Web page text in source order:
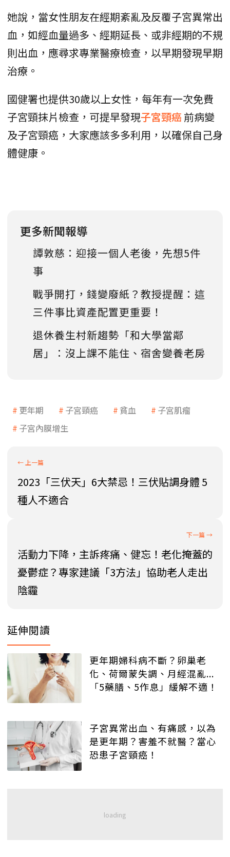
她說，當女性朋友在經期紊亂及反覆子宮異常出
血，如經血量過多、經期延長、或非經期的不規
則出血，應尋求專業醫療檢查，以早期發現早期
治療。
國健署也提供30歲以上女性，每年有一次免費
子宮頸抹片檢查，可提早發現子宮頸癌 前病變
及子宮頸癌，大家應該多多利用，以確保自己身
體健康。
更多新聞報導
譚敦慈：迎接一個人老後，先想5件
事
戰爭開打，錢變廢紙？教授提醒：這
三件事比資產配置更重要！
退休養生村新趨勢「和大學當鄰
居」：沒上課不能住、宿舍變養老房
更年期 子宮頸癌 貧血
子宮肌瘤
子宮內膜增生
2023「三伏天」6大禁忌！三伏貼調身體 5
種人不適合
活動力下降，主訴疼痛、健忘！老化掩蓋的
憂鬱症？專家建議「3方法」協助老人走出
陰霾
延伸閱讀
更年期婦科病不斷？卵巢老
化、荷爾蒙失調、月經混亂...
「5藥膳、5作息」緩解不適！
子宮異常出血、有痛感，以為
是更年期？害羞不就醫？當心
恐患子宮頸癌！